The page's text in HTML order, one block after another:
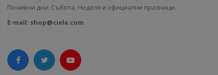
Почивни дни: Събота, Неделя и официални празници.
E-mail: shop@ciela.com